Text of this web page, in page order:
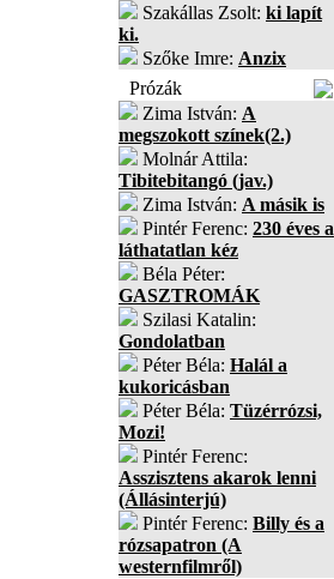
Szakállas Zsolt: ki lapít
ki.
Szőke Imre: Anzix
Prózák
Zima István: A
megszokott színek(2.)
Molnár Attila:
Tibitebitangó (jav.)
Zima István: A másik is
Pintér Ferenc: 230 éves a
láthatatlan kéz
Béla Péter:
GASZTROMÁK
Szilasi Katalin:
Gondolatban
Péter Béla: Halál a
kukoricásban
Péter Béla: Tüzérrózsi,
Mozi!
Pintér Ferenc:
Asszisztens akarok lenni
(Állásinterjú)
Pintér Ferenc: Billy és a
rózsapatron (A
westernfilmről)